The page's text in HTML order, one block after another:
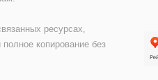
ресурсах,
копирование без